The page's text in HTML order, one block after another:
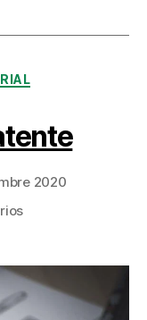
2020
en
patente